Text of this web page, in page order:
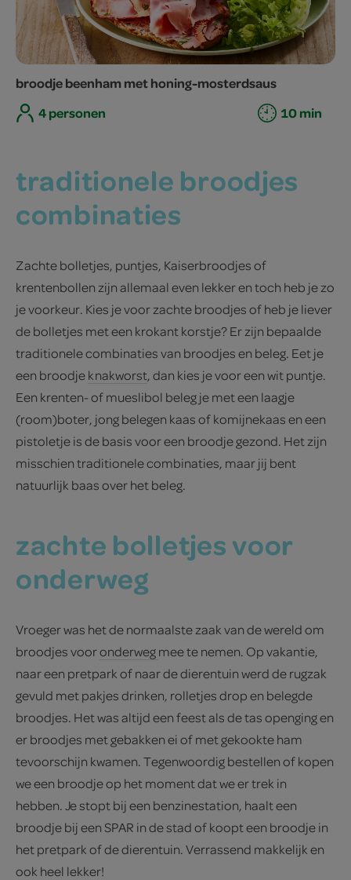
broodje beenham met honing-mosterdsaus
4 personen
10 min
traditionele broodjes
combinaties
Zachte bolletjes, puntjes, Kaiserbroodjes of
krentenbollen zijn allemaal even lekker en toch heb je zo
je voorkeur. Kies je voor zachte broodjes of heb je liever
de bolletjes met een krokant korstje? Er zijn bepaalde
traditionele combinaties van broodjes en beleg. Eet je
een broodjeknakworst, dan kies je voor een wit puntje.
Een krenten- of mueslibol beleg je met een laagje
(room)boter, jong belegen kaas of komijnekaas en een
pistoletje is de basis voor een broodje gezond. Het zijn
misschien traditionele combinaties, maar jij bent
natuurlijk baas over het beleg.
zachte bolletjes voor
onderweg
Vroeger was het de normaalste zaak van de wereld om
broodjes vooronderwegmee te nemen. Op vakantie,
naar een pretpark of naar de dierentuin werd de rugzak
gevuld met pakjes drinken, rolletjes drop en belegde
broodjes. Het was altijd een feest als de tas openging en
er broodjes met gebakken ei of met gekookte ham
tevoorschijn kwamen. Tegenwoordig bestellen of kopen
we een broodje op het moment dat we er trek in
hebben. Je stopt bij een benzinestation, haalt een
broodje bij een SPAR in de stad of koopt een broodje in
het pretpark of de dierentuin. Verrassend makkelijk en
ook heel lekker!